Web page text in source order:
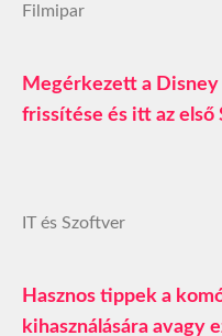
Filmipar
Megérkezett a
frissítése és itt az első
IT és Szoftver
Hasznos tippek a
kihasználására avagy